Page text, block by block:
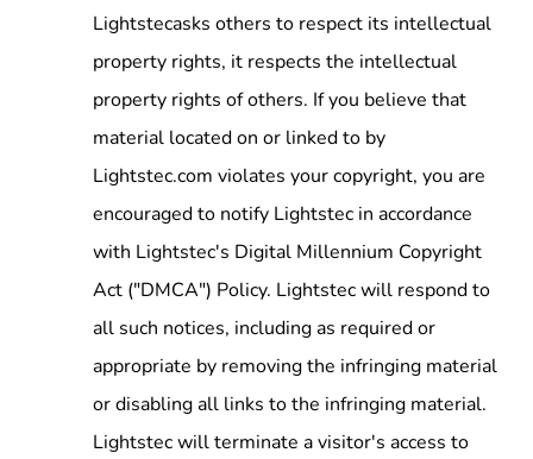
Lightstecasks others to respect its intellectual
property rights, it respects the intellectual
property rights of others. If you believe that
material located on or linked to by
Lightstec.com violates your copyright, you are
encouraged to notify Lightstec in accordance
with Lightstec's Digital Millennium Copyright
Act ("DMCA") Policy. Lightstec will respond to
all such notices, including as required or
appropriate by removing the infringing material
or disabling all links to the infringing material.
Lightstec will terminate a visitor's access to